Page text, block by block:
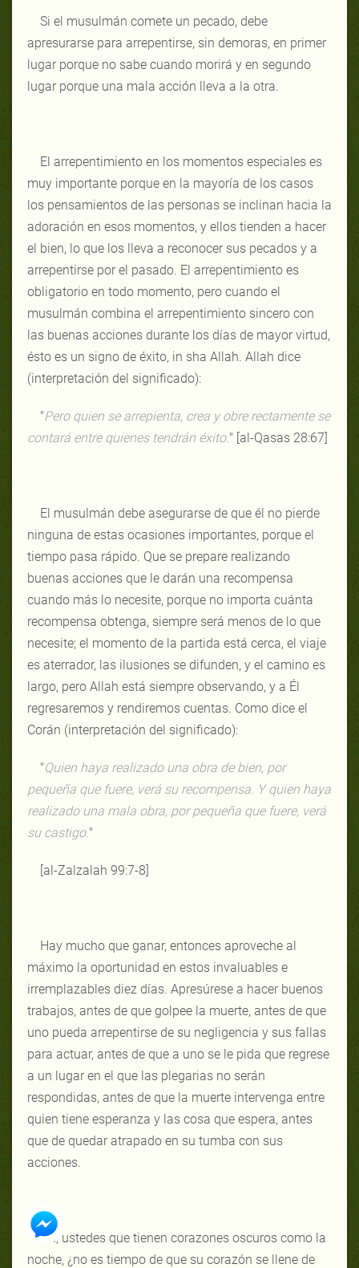
Si el musulmán comete un pecado, debe
apresurarse para arrepentirse, sin demoras, en primer
lugar porque no sabe cuando morirá y en segundo
lugar porque una mala acción lleva a la otra.
El arrepentimiento en los momentos especiales es
muy importante porque en la mayoría de los casos
los pensamientos de las personas se inclinan hacia la
adoración en esos momentos, y ellos tienden a hacer
el bien, lo que los lleva a reconocer sus pecados y a
arrepentirse por el pasado. El arrepentimiento es
obligatorio en todo momento, pero cuando el
musulmán combina el arrepentimiento sincero con
las buenas acciones durante los días de mayor virtud,
ésto es un signo de éxito, in sha Allah. Allah dice
(interpretación del significado):
"Pero quien se arrepienta, crea y obre rectamente se
contará entre quienes tendrán éxito. " [al-Qasas 28:67]
El musulmán debe asegurarse de que él no pierde
ninguna de estas ocasiones importantes, porque el
tiempo pasa rápido. Que se prepare realizando
buenas acciones que le darán una recompensa
cuando más lo necesite, porque no importa cuánta
recompensa obtenga, siempre será menos de lo que
necesite; el momento de la partida está cerca, el viaje
es aterrador, las ilusiones se difunden, y el camino es
largo, pero Allah está siempre observando, y a Él
regresaremos y rendiremos cuentas. Como dice el
Corán (interpretación del significado):
"Quien haya realizado una obra de bien, por
pequeña que fuere, verá su recompensa. Y quien haya
realizado una mala obra, por pequeña que fuere, verá
su castigo. "
[al-Zalzalah 99:7-8]
Hay mucho que ganar, entonces aproveche al
máximo la oportunidad en estos invaluables e
irremplazables diez días. Apresúrese a hacer buenos
trabajos, antes de que golpee la muerte, antes de que
uno pueda arrepentirse de su negligencia y sus fallas
para actuar, antes de que a uno se le pida que regrese
a un lugar en el que las plegarias no serán
respondidas, antes de que la muerte intervenga entre
quien tiene esperanza y las cosa que espera, antes
que de quedar atrapado en su tumba con sus
acciones.
Oh, ustedes que tienen corazones oscuros como la
noche, ¿no es tiempo de que su corazón se llene de